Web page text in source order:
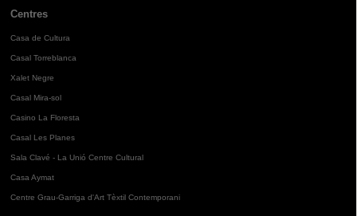
Centres
Casa de Cultura
Casal Torreblanca
Xalet Negre
Casal Mira-sol
Casino La Floresta
Casal Les Planes
Sala Clavé - La Unió Centre Cultural
Casa Aymat
Centre Grau-Garriga d'Art Tèxtil Contemporani